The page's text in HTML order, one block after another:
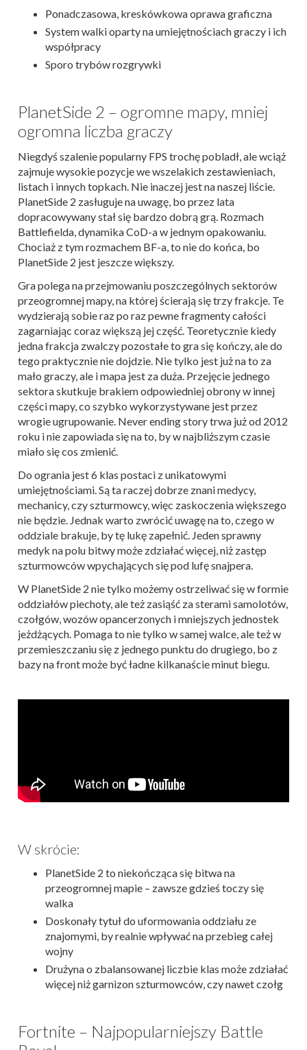
Ponadczasowa, kreskówkowa oprawa graficzna
System walki oparty na umiejętnościach graczy i ich
współpracy
Sporo trybów rozgrywki
PlanetSide 2 – ogromne mapy, mniej
ogromna liczba graczy
Niegdyś szalenie popularny FPS trochę pobladł, ale wciąż
zajmuje wysokie pozycje we wszelakich zestawieniach,
listach i innych topkach. Nie inaczej jest na naszej liście.
PlanetSide 2 zasługuje na uwagę, bo przez lata
dopracowywany stał się bardzo dobrą grą. Rozmach
Battlefielda, dynamika CoD-a w jednym opakowaniu.
Chociaż z tym rozmachem BF-a, to nie do końca, bo
PlanetSide 2 jest jeszcze większy.
Gra polega na przejmowaniu poszczególnych sektorów
przeogromnej mapy, na której ścierają się trzy frakcje. Te
wydzierają sobie raz po raz pewne fragmenty całości
zagarniając coraz większą jej część. Teoretycznie kiedy
jedna frakcja zwalczy pozostałe to gra się kończy, ale do
tego praktycznie nie dojdzie. Nie tylko jest już na to za
mało graczy, ale i mapa jest za duża. Przejęcie jednego
sektora skutkuje brakiem odpowiedniej obrony w innej
części mapy, co szybko wykorzystywane jest przez
wrogie ugrupowanie. Never ending story trwa już od 2012
roku i nie zapowiada się na to, by w najbliższym czasie
miało się cos zmienić.
Do ogrania jest 6 klas postaci z unikatowymi
umiejętnościami. Są ta raczej dobrze znani medycy,
mechanicy, czy szturmowcy, więc zaskoczenia większego
nie będzie. Jednak warto zwrócić uwagę na to, czego w
oddziale brakuje, by tę lukę zapełnić. Jeden sprawny
medyk na polu bitwy może zdziałać więcej, niż zastęp
szturmowców wpychających się pod lufę snajpera.
W PlanetSide 2 nie tylko możemy ostrzeliwać się w formie
oddziałów piechoty, ale też zasiąść za sterami samolotów,
czołgów, wozów opancerzonych i mniejszych jednostek
jeżdżących. Pomaga to nie tylko w samej walce, ale też w
przemieszczaniu się z jednego punktu do drugiego, bo z
bazy na front może być ładne kilkanaście minut biegu.
W skrócie:
PlanetSide 2 to niekończąca się bitwa na
przeogromnej mapie – zawsze gdzieś toczy się
walka
Doskonały tytuł do uformowania oddziału ze
znajomymi, by realnie wpływać na przebieg całej
wojny
Drużyna o zbalansowanej liczbie klas może zdziałać
więcej niż garnizon szturmowców, czy nawet czołg
Fortnite – Najpopularniejszy Battle